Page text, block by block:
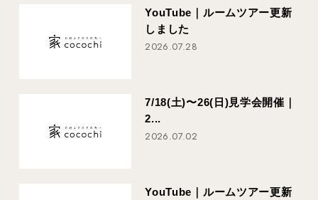
YouTube｜ルームツアー更新
しました
2026.07.28
7/18(土)〜26(日)見学会開催｜
2...
2026.07.02
YouTube｜ルームツアー更新